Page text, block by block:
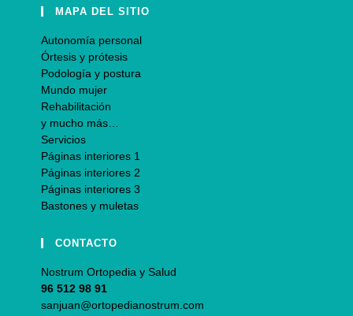
MAPA DEL SITIO
Autonomía personal
Órtesis y prótesis
Podología y postura
Mundo mujer
Rehabilitación
y mucho más…
Servicios
Páginas interiores 1
Páginas interiores 2
Páginas interiores 3
Bastones y muletas
CONTACTO
Nostrum Ortopedia y Salud
96 512 98 91
sanjuan@ortopedianostrum.com